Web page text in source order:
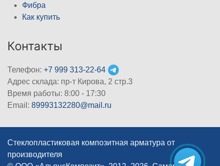
Фибра
Как купить
Контакты
Телефон: +7 999 313-22-64
Адрес склада: пр-т Кирова, 2 стр.3
Время работы: 8:00 - 17:30
Email: 89993132280@mail.ru
Стеклопластиковая композитная арматура от
производителя